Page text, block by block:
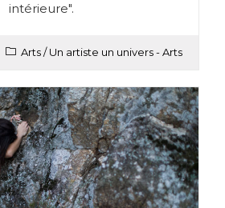
intérieure".
Arts/Un artiste un univers - Arts